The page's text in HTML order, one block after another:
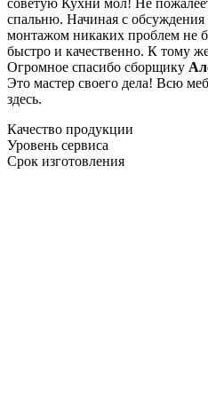
спальню. Начиная с обсуждения
монтажом никаких проблем не
быстро и качественно. К тому
Огромное спасибо сборщику
Это мастер своего дела! Всю
здесь.
Качество продукции
Уровень сервиса
Срок изготовления